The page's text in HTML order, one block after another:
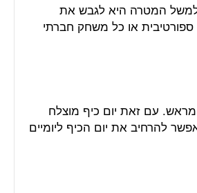
למשל המטרה היא לגבש את
ספורטיבית או כל משחק חברתי
מראש. עם זאת יום כיף מוצלח
להרחיב את יום הכיף ליומיים